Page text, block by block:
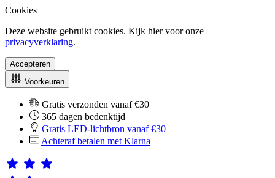
Cookies
Deze website gebruikt cookies. Kijk hier voor onze
privacyverklaring.
Accepteren
Voorkeuren
Gratis verzonden vanaf €30
365 dagen bedenktijd
Gratis LED-lichtbron vanaf €30
Achteraf betalen met Klarna